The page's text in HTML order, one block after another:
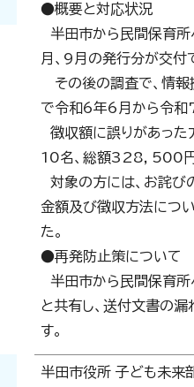
●概要と対応状況
半田市から民間保育所
月、9月の発行分が交付
その後の調査で、情報
で令和6年6月から令和
徴収額に誤りがあった
10名、総額328，500円
対象の方には、お詫び
金額及び徴収方法につ
た。
●再発防止策について
半田市から民間保育所
と共有し、送付文書の
す。
半田市役所 子ども未来